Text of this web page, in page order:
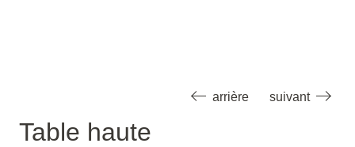
arrière suivant
Table haute